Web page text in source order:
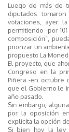
Luego de más de
diputados
votaciones, ayer
permitiendo -por
composición",
priorizar un
propuesto La
El proyecto, que
Congreso en la
Piñera -en octubre
que el Gobierno le
año pasado.
Sin embargo,
por la oposición
explícita la opción
Si bien hoy la